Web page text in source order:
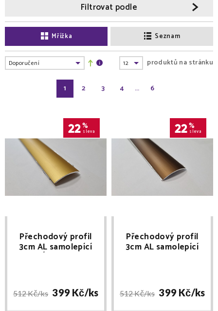
Filtrovat podle
Mřížka Seznam
1 2 3 4 ... 6
produktů na stránku
22%
sleva
Přechodový profil
3cm AL samolepící
512 Kč/ks 399 Kč/ks
22%
sleva
Přechodový profil
3cm AL samolepící
512 Kč/ks 399 Kč/ks